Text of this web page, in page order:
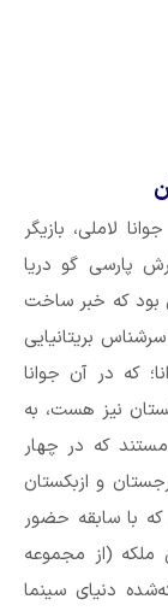
لاملی، بازیگر
پارسی گو دریا
بود که خبر ساخت
بریتانیایی
که در آن جوانا
نیز هست، به
که در چهار
و ازبکستان
که با سابقه حضور
(از مجموعه
دنیای سینما